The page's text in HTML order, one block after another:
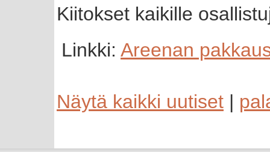
Kiitokset kaikille
Linkki: Areenan
Näytä kaikki uutiset |